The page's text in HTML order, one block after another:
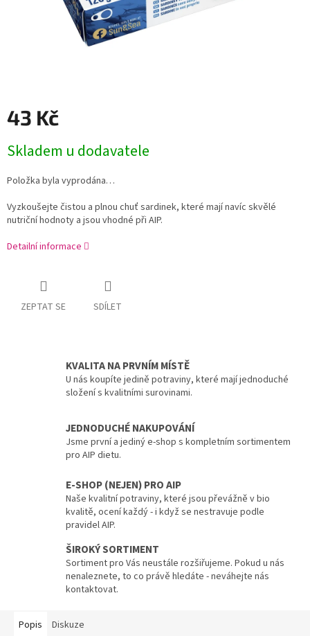
43 Kč
cena:
Skladem u dodavatele
Položka byla vyprodána…
Vyzkoušejte čistou a plnou chuť sardinek, které mají navíc skvělé
nutriční hodnoty a jsou vhodné při AIP.
Detailní informace
ZEPTAT SE SDÍLET
KVALITA NA PRVNÍM MÍSTĚ
U nás koupíte jedině potraviny, které mají jednoduché
složení s kvalitními surovinami.
JEDNODUCHÉ NAKUPOVÁNÍ
Jsme první a jediný e-shop s kompletním sortimentem
pro AIP dietu.
E-SHOP (NEJEN) PRO AIP
Naše kvalitní potraviny, které jsou převážně v bio
kvalitě, ocení každý - i když se nestravuje podle
pravidel AIP.
ŠIROKÝ SORTIMENT
Sortiment pro Vás neustále rozšiřujeme. Pokud u nás
nenaleznete, to co právě hledáte - neváhejte nás
kontaktovat.
Popis Diskuze